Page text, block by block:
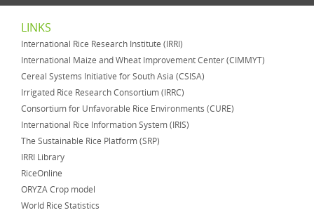
LINKS
International Rice Research Institute (IRRI)
International Maize and Wheat Improvement Center (CIMMYT)
Cereal Systems Initiative for South Asia (CSISA)
Irrigated Rice Research Consortium (IRRC)
Consortium for Unfavorable Rice Environments (CURE)
International Rice Information System (IRIS)
The Sustainable Rice Platform (SRP)
IRRI Library
RiceOnline
ORYZA Crop model
World Rice Statistics